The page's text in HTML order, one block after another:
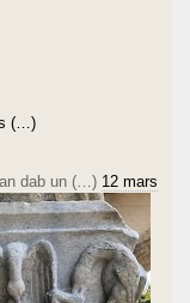
(…)
dab un (…) 12 mars